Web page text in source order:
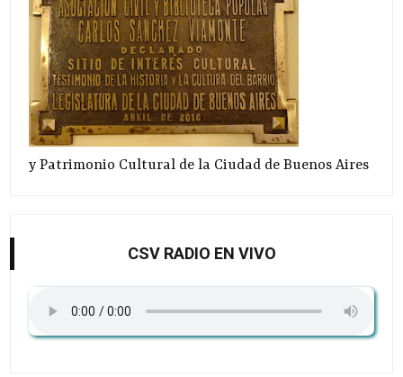
y Patrimonio Cultural de la Ciudad de Buenos Aires
CSV RADIO EN VIVO